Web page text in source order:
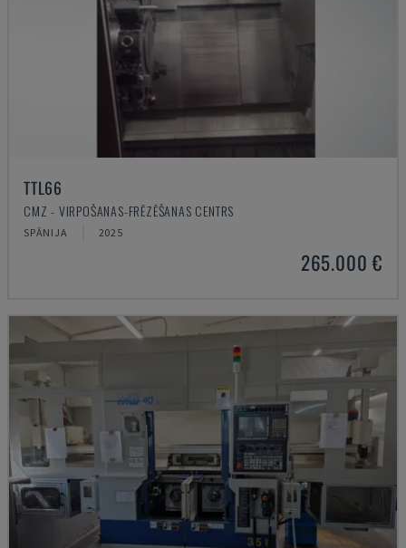
TTL66
CMZ - VIRPOŠANAS-FRĒZĒŠANAS CENTRS
SPĀNIJA 2025
265.000 €